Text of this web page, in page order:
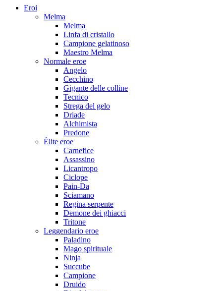
Eroi
Melma
Melma
Linfa di cristallo
Campione gelatinoso
Maestro Melma
Normale eroe
Angelo
Cecchino
Gigante delle colline
Tecnico
Strega del gelo
Driade
Alchimista
Predone
Élite eroe
Carnefice
Assassino
Licantropo
Ciclope
Pain-Da
Sciamano
Regina serpente
Demone dei ghiacci
Tritone
Leggendario eroe
Paladino
Mago spirituale
Ninja
Succube
Campione
Druido